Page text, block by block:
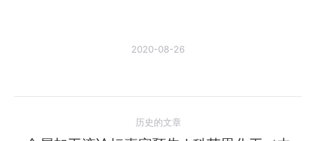
2020-08-26
历史的文章